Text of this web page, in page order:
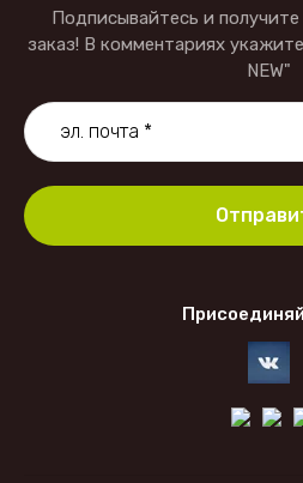
Подписывайтесь и
заказ! В комментариях
NEW"